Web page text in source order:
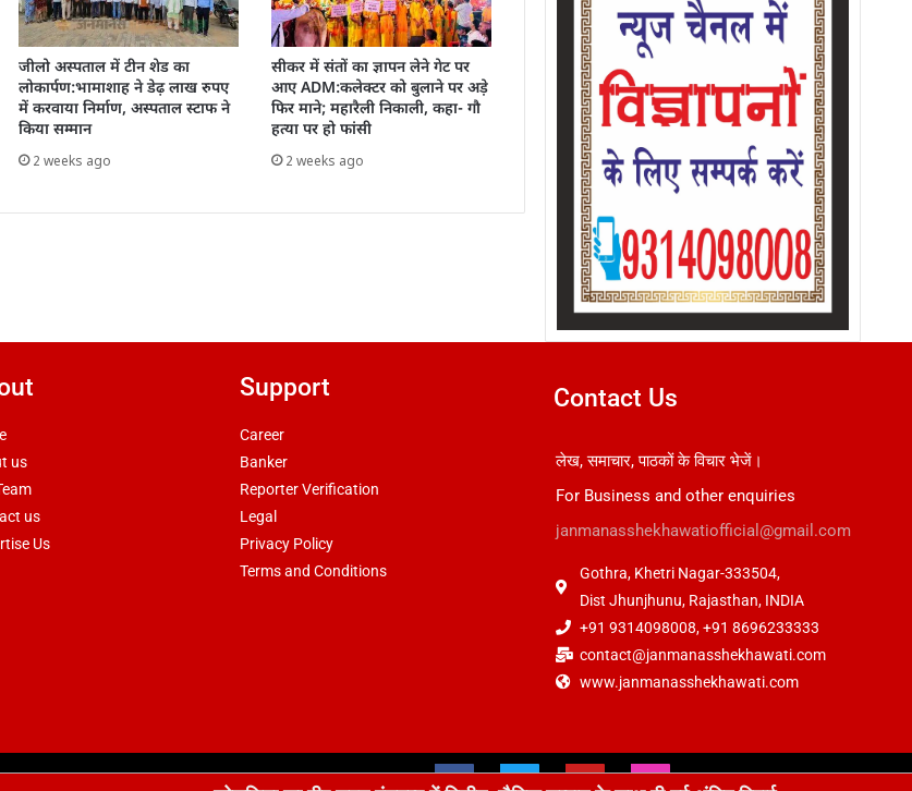
जीलो अस्पताल में टीन शेड का
लोकार्पण:भामाशाह ने डेढ़ लाख रुपए
में करवाया निर्माण, अस्पताल स्टाफ ने
किया सम्मान
2 weeks ago
सीकर में संतों का ज्ञापन लेने गेट पर
आए ADM:कलेक्टर को बुलाने पर अड़े
फिर माने; महारैली निकाली, कहा- गौ
हत्या पर हो फांसी
2 weeks ago
us
us
Us
Support
Career
Banker
Reporter Verification
Legal
Privacy Policy
Terms and Conditions
Contact Us
लेख, समाचार, पाठकों के विचार भेजें।
For Business and other enquiries
janmanasshekhawatiofficial@gmail.com
Gothra, Khetri Nagar-333504,
Dist Jhunjhunu, Rajasthan, INDIA
+91 9314098008, +91 8696233333
contact@janmanasshekhawati.com
www.janmanasshekhawati.com